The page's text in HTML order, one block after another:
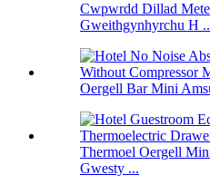
Cwpwrdd Dillad
Gweithgynhyrchu H
Oergell Bar Mini
Thermoel Oergell
Gwesty ...